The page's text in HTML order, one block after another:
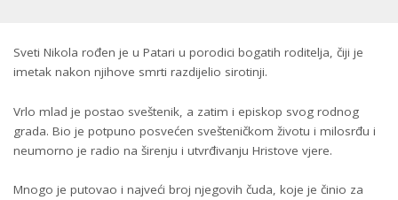
Sveti Nikola rođen je u Patari u porodici bogatih roditelja, čiji je
imetak nakon njihove smrti razdijelio sirotinji.
Vrlo mlad je postao sveštenik, a zatim i episkop svog rodnog
grada. Bio je potpuno posvećen svešteničkom životu i milosrđu i
neumorno je radio na širenju i utvrđivanju Hristove vjere.
Mnogo je putovao i najveći broj njegovih čuda, koje je činio za